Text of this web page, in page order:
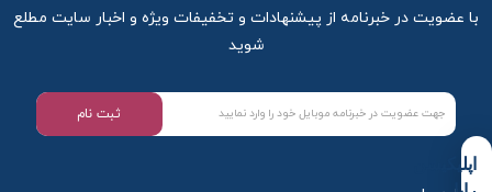
با عضویت در خبرنامه از پیشنهادات و تخفیفات ویژه و اخبار سایت مطلع
شوید
ثبت نام
اپلیکیشن